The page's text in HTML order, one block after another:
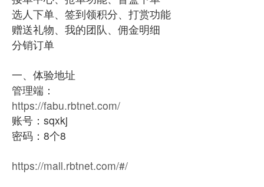
选人下单、签到领积分、打赏功能
赠送礼物、我的团队、佣金明细
分销订单
一、体验地址
管理端：
https://fabu.rbtnet.com/
账号：sqxkj
密码：8个8
https://mall.rbtnet.com/#/